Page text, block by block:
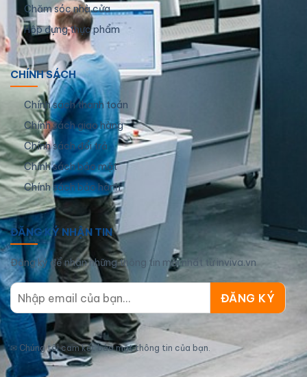
Chăm sóc nhà cửa
Hộp đựng thực phẩm
CHÍNH SÁCH
Chính sách thanh toán
Chính sách giao hàng
Chính sách đổi trả
Chính sách bảo mật
Chính sách bảo hành
ĐĂNG KÝ NHẬN TIN
Đăng ký để nhận những thông tin mới nhất từ inviva.vn
✉ Chúng tôi cam kết bảo mật thông tin của bạn.